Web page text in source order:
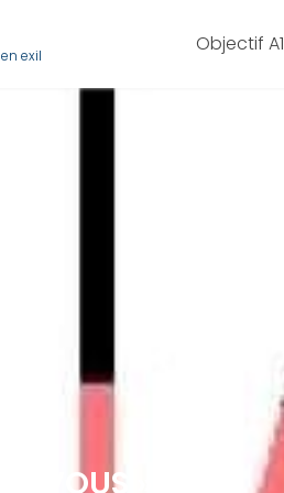
exil Objectif A1
VOUS »